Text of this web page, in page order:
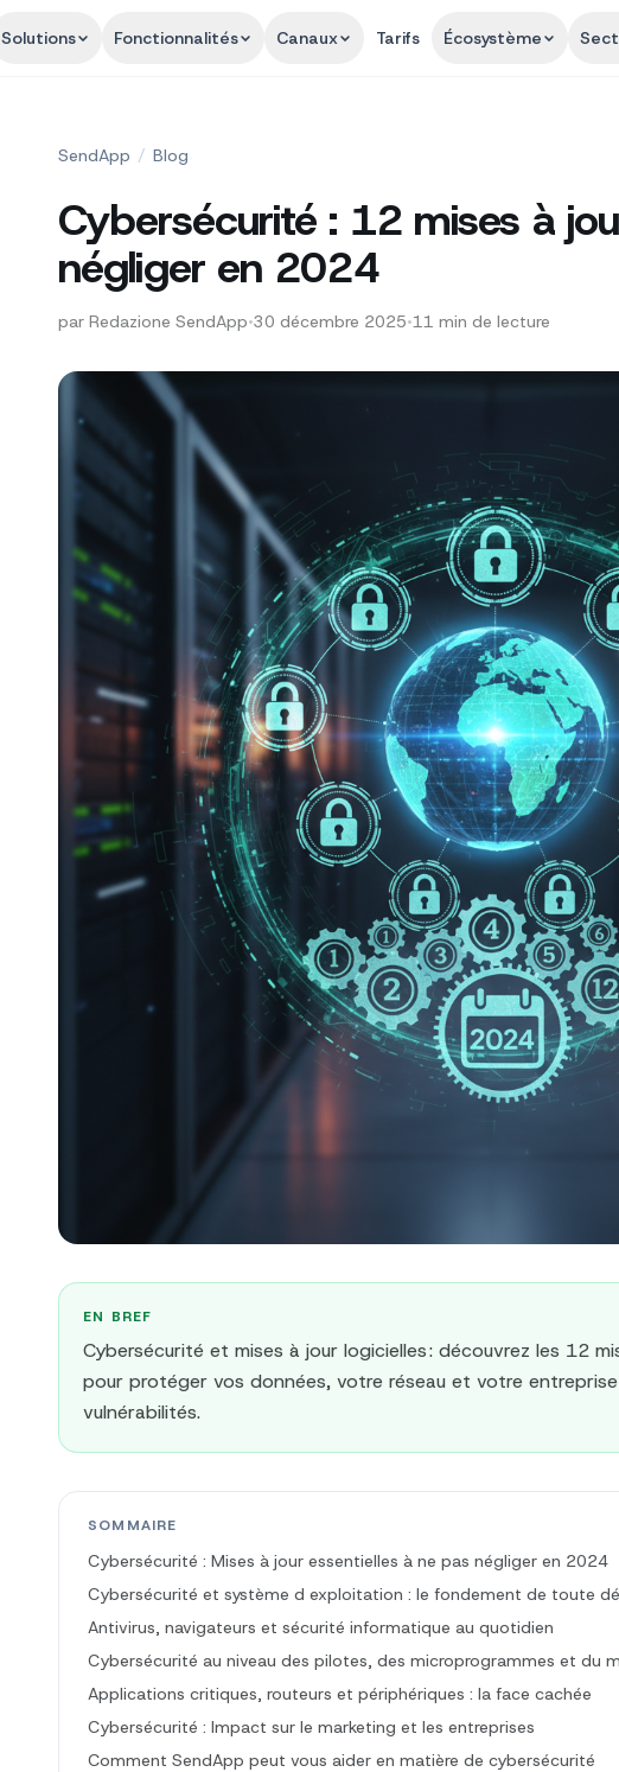
Solutions Fonctionnalités Canaux Tarifs Écosystème
SendApp / Blog
Cybersécurité : 12 mises à
négliger en 2024
par Redazione SendApp•30 décembre 2025•11 min de lecture
EN BREF
Cybersécurité et mises à jour logicielles : découvrez les 12
pour protéger vos données, votre réseau et votre
vulnérabilités.
SOMMAIRE
Cybersécurité : Mises à jour essentielles à ne pas négliger en 2024
Cybersécurité et système d exploitation : le fondement de toute
Antivirus, navigateurs et sécurité informatique au quotidien
Cybersécurité au niveau des pilotes, des microprogrammes et du
Applications critiques, routeurs et périphériques : la face cachée
Cybersécurité : Impact sur le marketing et les entreprises
Comment SendApp peut vous aider en matière de cybersécurité